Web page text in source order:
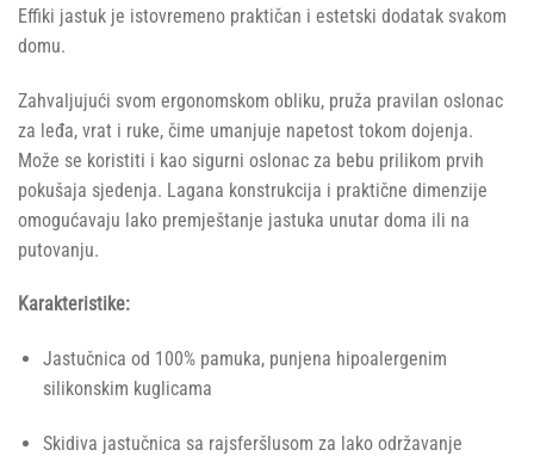
Effiki jastuk je istovremeno praktičan i estetski dodatak svakom
domu.
Zahvaljujući svom ergonomskom obliku, pruža pravilan oslonac
za leđa, vrat i ruke, čime umanjuje napetost tokom dojenja.
Može se koristiti i kao sigurni oslonac za bebu prilikom prvih
pokušaja sjedenja. Lagana konstrukcija i praktične dimenzije
omogućavaju lako premještanje jastuka unutar doma ili na
putovanju.
Karakteristike:
Jastučnica od 100% pamuka, punjena hipoalergenim
silikonskim kuglicama
Skidiva jastučnica sa rajsferšlusom za lako održavanje